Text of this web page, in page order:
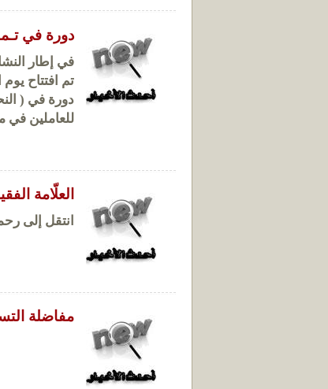
دورة في
في إطار
تم افتتاح يوم
دورة في (
للعاملين في
العلّامة
انتقل إلى
مفاضلة